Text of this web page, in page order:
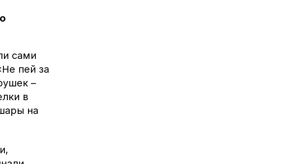
сами
пей за
–
в
на